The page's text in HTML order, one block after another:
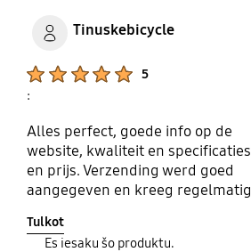
Tinuskebicycle
5
:
Alles perfect, goede info op de
website, kwaliteit en specificaties
en prijs. Verzending werd goed
aangegeven en kreeg regelmatig
geregeld
Tulkot
Es iesaku šo produktu.